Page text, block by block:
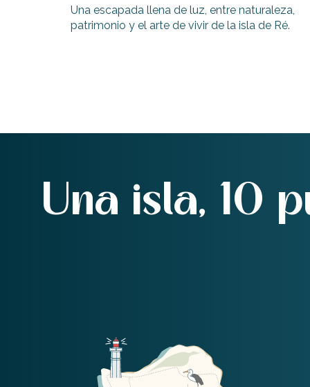
Una escapada llena de luz, entre naturaleza,
patrimonio y el arte de vivir de la isla de Ré.
Una isla, 10